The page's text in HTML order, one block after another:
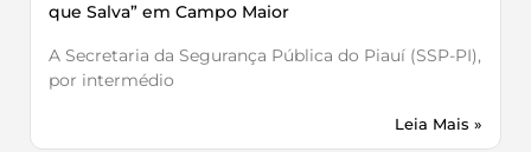
que Salva” em Campo Maior
A Secretaria da Segurança Pública do Piauí (SSP-PI),
por intermédio
Leia Mais »